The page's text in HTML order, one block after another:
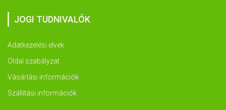
JOGI TUDNIVALÓK
Adatkezelési elvek
Oldal szabályzat
Vásárlási információk
Szállítási információk